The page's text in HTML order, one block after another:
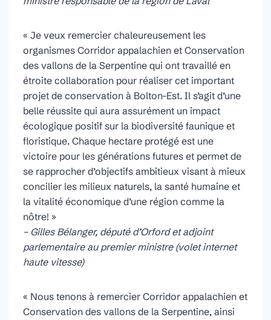
« Je veux remercier chaleureusement les
organismes Corridor appalachien et Conservation
des vallons de la Serpentine qui ont travaillé en
étroite collaboration pour réaliser cet important
projet de conservation à Bolton-Est. Il s’agit d’une
belle réussite qui aura assurément un impact
écologique positif sur la biodiversité faunique et
floristique. Chaque hectare protégé est une
victoire pour les générations futures et permet de
se rapprocher d’objectifs ambitieux visant à mieux
concilier les milieux naturels, la santé humaine et
la vitalité économique d’une région comme la
nôtre! »
– Gilles Bélanger, député d’Orford et adjoint
parlementaire au premier ministre (volet internet
haute vitesse)
« Nous tenons à remercier Corridor appalachien et
Conservation des vallons de la Serpentine, ainsi